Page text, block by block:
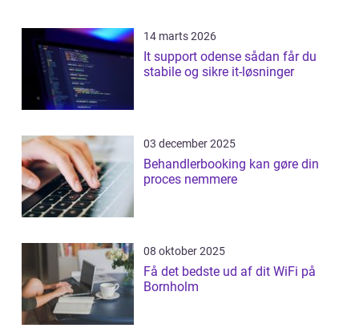
14 marts 2026
It support odense sådan får du
stabile og sikre it-løsninger
03 december 2025
Behandlerbooking kan gøre din
proces nemmere
08 oktober 2025
Få det bedste ud af dit WiFi på
Bornholm